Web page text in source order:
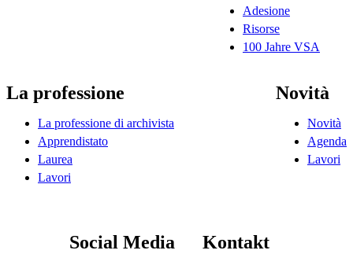
Adesione
Risorse
100 Jahre VSA
La professione
La professione di archivista
Apprendistato
Laurea
Lavori
Novità
Novità
Agenda
Lavori
Social Media Kontakt